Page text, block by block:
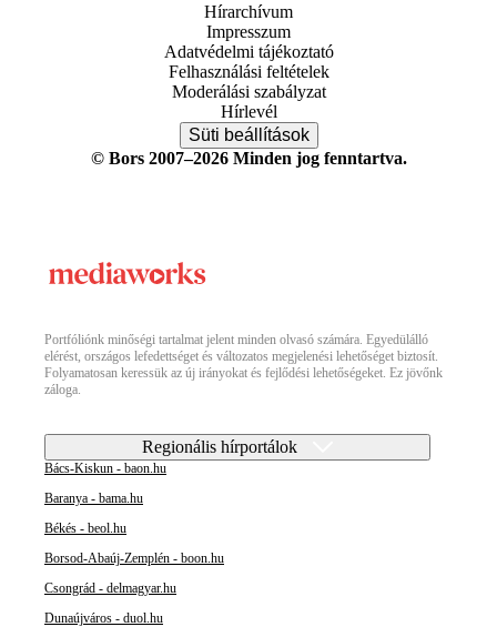
Hírarchívum
Impresszum
Adatvédelmi tájékoztató
Felhasználási feltételek
Moderálási szabályzat
Hírlevél
Süti beállítások
© Bors 2007–2026 Minden jog fenntartva.
Portfóliónk minőségi tartalmat jelent minden olvasó számára. Egyedülálló
elérést, országos lefedettséget és változatos megjelenési lehetőséget biztosít.
Folyamatosan keressük az új irányokat és fejlődési lehetőségeket. Ez jövőnk
záloga.
Regionális hírportálok
Bács-Kiskun - baon.hu
Baranya - bama.hu
Békés - beol.hu
Borsod-Abaúj-Zemplén - boon.hu
Csongrád - delmagyar.hu
Dunaújváros - duol.hu